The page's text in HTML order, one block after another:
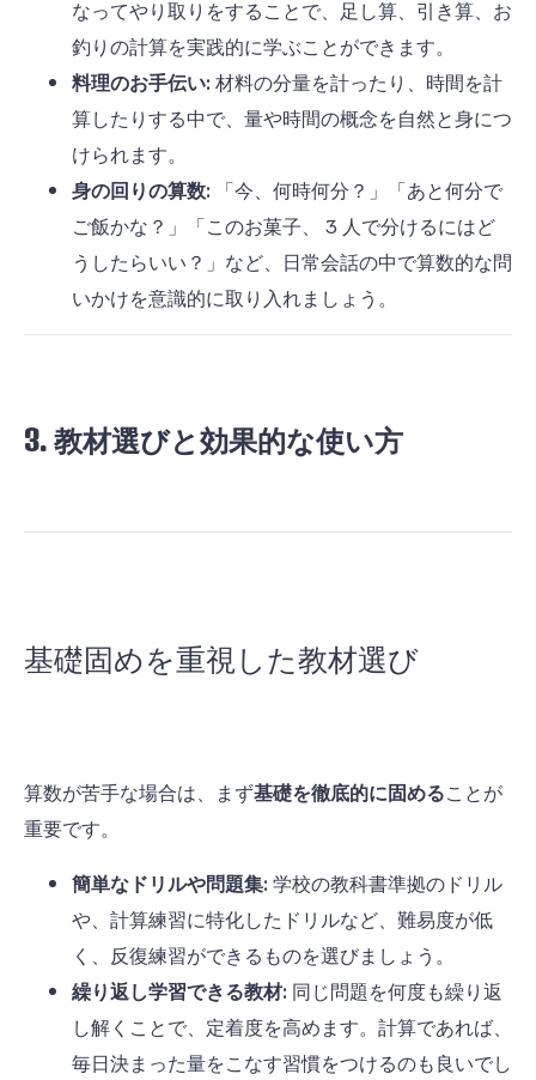
なってやり取りをすることで、足し算、引き算、お
釣りの計算を実践的に学ぶことができます。
料理のお手伝い: 材料の分量を計ったり、時間を計
算したりする中で、量や時間の概念を自然と身につ
けられます。
身の回りの算数: 「今、何時何分？」「あと何分で
ご飯かな？」「このお菓子、 3 人で分けるにはど
うしたらいい？」など、日常会話の中で算数的な問
いかけを意識的に取り入れましょう。
3. 教材選びと効果的な使い方
基礎固めを重視した教材選び
算数が苦手な場合は、まず基礎を徹底的に固める ことが
重要です。
簡単なドリルや問題集: 学校の教科書準拠のドリル
や、計算練習に特化したドリルなど、難易度が低
く、反復練習ができるものを選びましょう。
繰り返し学習できる教材: 同じ問題を何度も繰り返
し解くことで、定着度を高めます。計算であれば、
毎日決まった量をこなす習慣をつけるのも良いでし